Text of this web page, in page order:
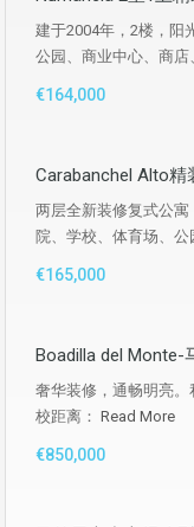
建于2004年，2楼，阳
公园、商业中心、商
€164,000
Carabanchel Alto精
两层全新装修复式公寓
院、学校、体育场、公
€165,000
Boadilla del Monte-
奢华装修，通畅明亮
校距离： Read More
€850,000